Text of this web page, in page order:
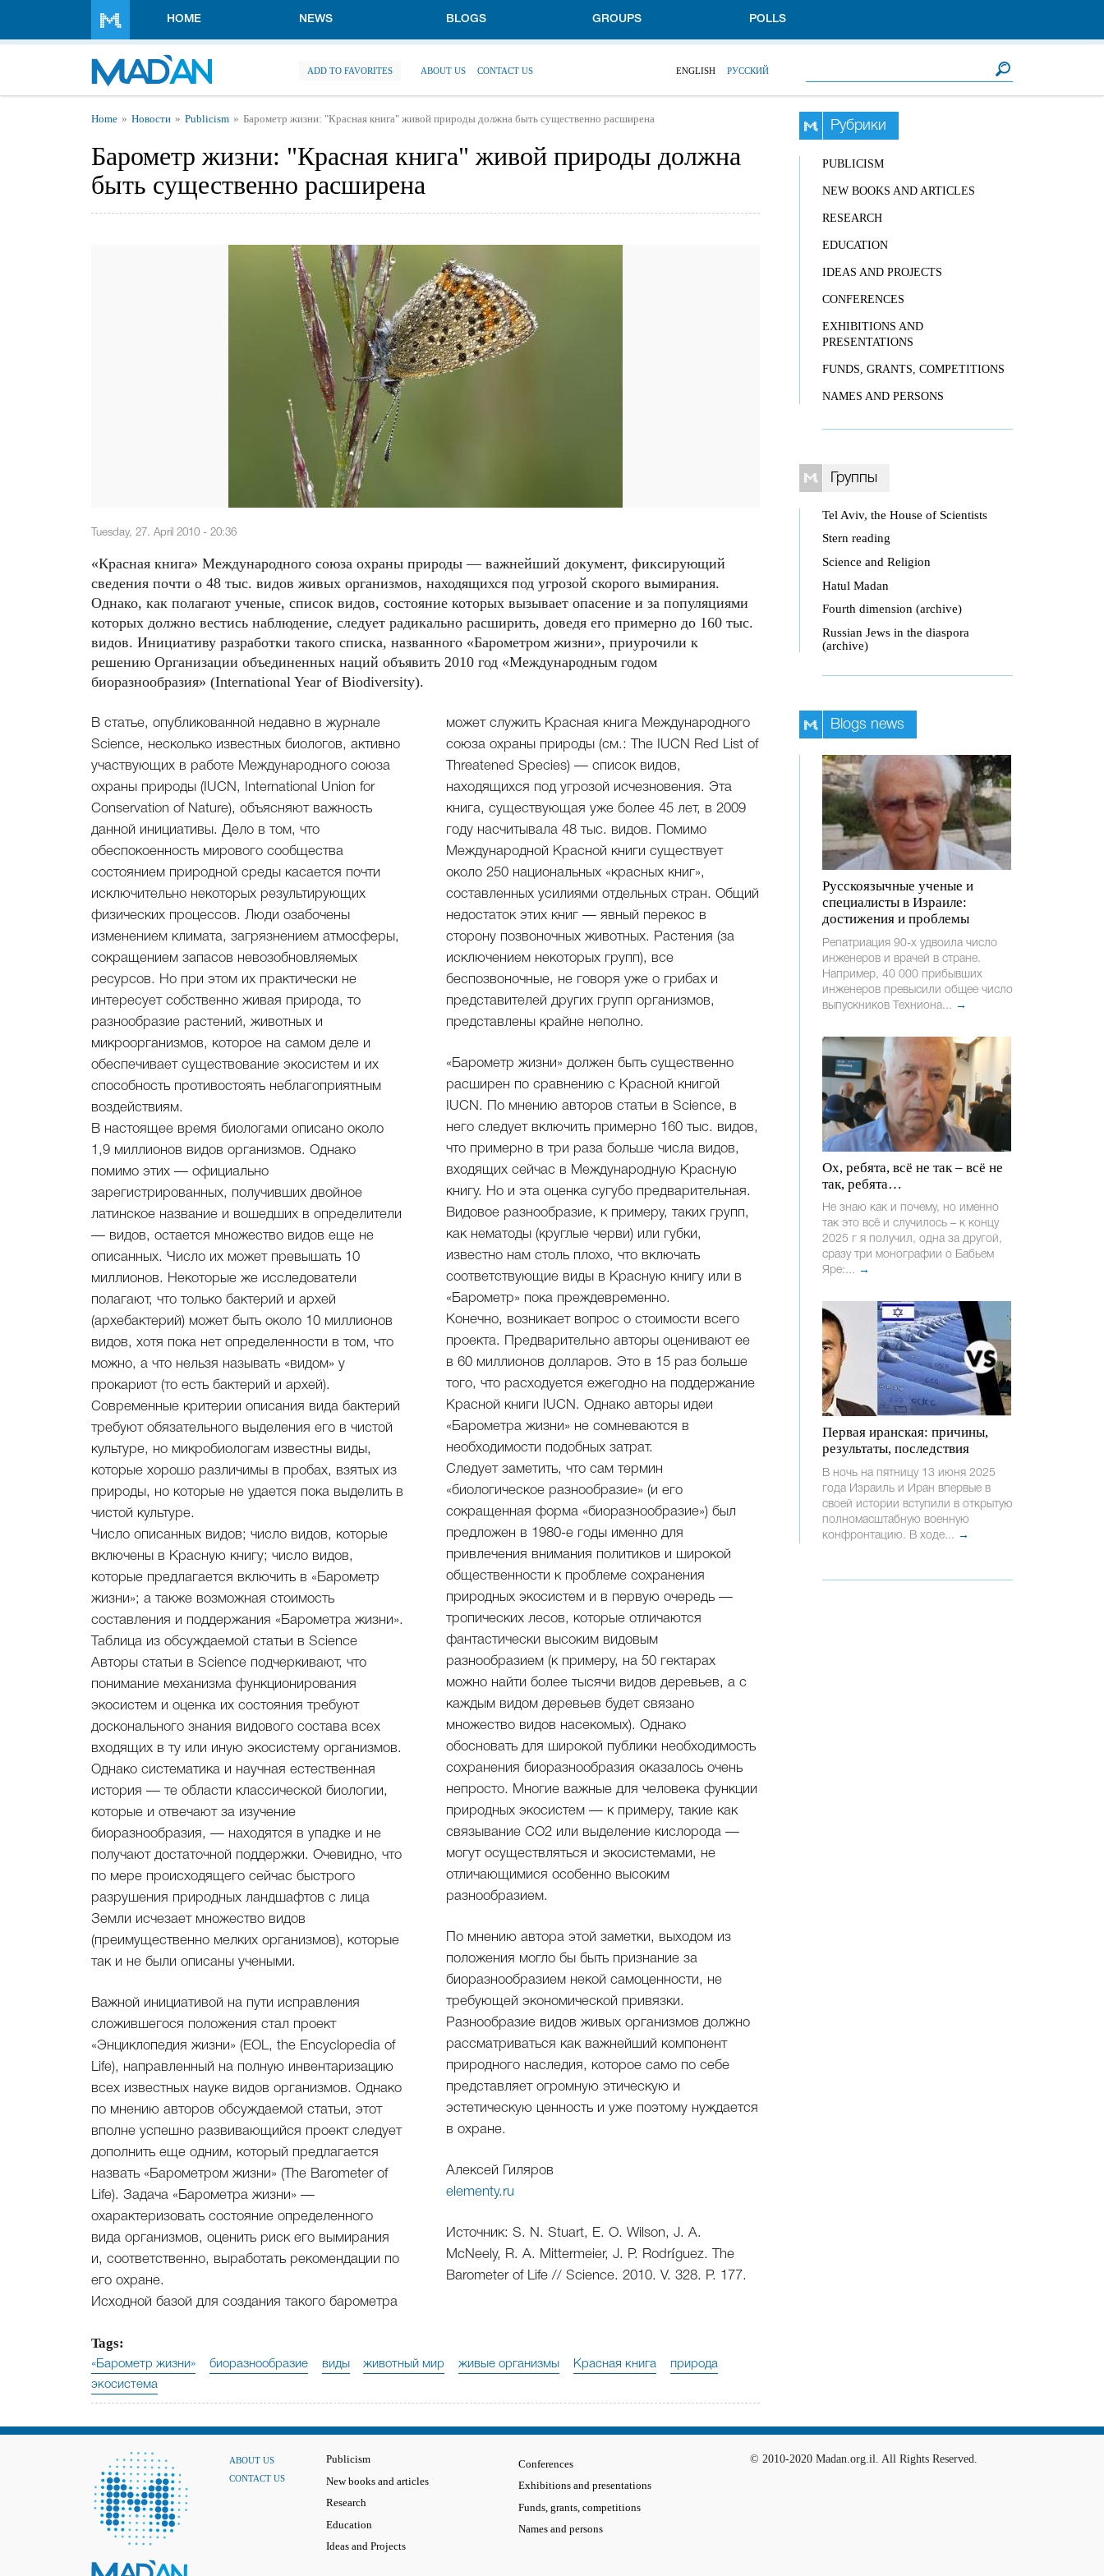
HOME NEWS BLOGS GROUPS POLLS
ADD TO FAVORITES ABOUT US CONTACT US ENGLISH РУССКИЙ
You are here
Home Новости Publicism Барометр жизни: "Красная книга" живой природы должна быть существенно расширена
Барометр жизни: "Красная книга" живой природы должна
быть существенно расширена
Tuesday, 27. April 2010 - 20:36
«Красная книга» Международного союза охраны природы — важнейший документ, фиксирующий
сведения почти о 48 тыс. видов живых организмов, находящихся под угрозой скорого вымирания.
Однако, как полагают ученые, список видов, состояние которых вызывает опасение и за популяциями
которых должно вестись наблюдение, следует радикально расширить, доведя его примерно до 160 тыс.
видов. Инициативу разработки такого списка, названного «Барометром жизни», приурочили к
решению Организации объединенных наций объявить 2010 год «Международным годом
биоразнообразия» (International Year of Biodiversity).
В статье, опубликованной недавно в журнале
Science, несколько известных биологов, активно
участвующих в работе Международного союза
охраны природы (IUCN, International Union for
Conservation of Nature), объясняют важность
данной инициативы. Дело в том, что
обеспокоенность мирового сообщества
состоянием природной среды касается почти
исключительно некоторых результирующих
физических процессов. Люди озабочены
изменением климата, загрязнением атмосферы,
сокращением запасов невозобновляемых
ресурсов. Но при этом их практически не
интересует собственно живая природа, то
разнообразие растений, животных и
микроорганизмов, которое на самом деле и
обеспечивает существование экосистем и их
способность противостоять неблагоприятным
воздействиям.
В настоящее время биологами описано около
1,9 миллионов видов организмов. Однако
помимо этих — официально
зарегистрированных, получивших двойное
латинское название и вошедших в определители
— видов, остается множество видов еще не
описанных. Число их может превышать 10
миллионов. Некоторые же исследователи
полагают, что только бактерий и архей
(архебактерий) может быть около 10 миллионов
видов, хотя пока нет определенности в том, что
можно, а что нельзя называть «видом» у
прокариот (то есть бактерий и архей).
Современные критерии описания вида бактерий
требуют обязательного выделения его в чистой
культуре, но микробиологам известны виды,
которые хорошо различимы в пробах, взятых из
природы, но которые не удается пока выделить в
чистой культуре.
Число описанных видов; число видов, которые
включены в Красную книгу; число видов,
которые предлагается включить в «Барометр
жизни»; а также возможная стоимость
составления и поддержания «Барометра жизни».
Таблица из обсуждаемой статьи в Science
Авторы статьи в Science подчеркивают, что
понимание механизма функционирования
экосистем и оценка их состояния требуют
досконального знания видового состава всех
входящих в ту или иную экосистему организмов.
Однако систематика и научная естественная
история — те области классической биологии,
которые и отвечают за изучение
биоразнообразия, — находятся в упадке и не
получают достаточной поддержки. Очевидно, что
по мере происходящего сейчас быстрого
разрушения природных ландшафтов с лица
Земли исчезает множество видов
(преимущественно мелких организмов), которые
так и не были описаны учеными.
Важной инициативой на пути исправления
сложившегося положения стал проект
«Энциклопедия жизни» (EOL, the Encyclopedia of
Life), направленный на полную инвентаризацию
всех известных науке видов организмов. Однако
по мнению авторов обсуждаемой статьи, этот
вполне успешно развивающийся проект следует
дополнить еще одним, который предлагается
назвать «Барометром жизни» (The Barometer of
Life). Задача «Барометра жизни» —
охарактеризовать состояние определенного
вида организмов, оценить риск его вымирания
и, соответственно, выработать рекомендации по
его охране.
Исходной базой для создания такого барометра
может служить Красная книга Международного
союза охраны природы (см.: The IUCN Red List of
Threatened Species) — список видов,
находящихся под угрозой исчезновения. Эта
книга, существующая уже более 45 лет, в 2009
году насчитывала 48 тыс. видов. Помимо
Международной Красной книги существует
около 250 национальных «красных книг»,
составленных усилиями отдельных стран. Общий
недостаток этих книг — явный перекос в
сторону позвоночных животных. Растения (за
исключением некоторых групп), все
беспозвоночные, не говоря уже о грибах и
представителей других групп организмов,
представлены крайне неполно.
«Барометр жизни» должен быть существенно
расширен по сравнению с Красной книгой
IUCN. По мнению авторов статьи в Science, в
него следует включить примерно 160 тыс. видов,
что примерно в три раза больше числа видов,
входящих сейчас в Международную Красную
книгу. Но и эта оценка сугубо предварительная.
Видовое разнообразие, к примеру, таких групп,
как нематоды (круглые черви) или губки,
известно нам столь плохо, что включать
соответствующие виды в Красную книгу или в
«Барометр» пока преждевременно.
Конечно, возникает вопрос о стоимости всего
проекта. Предварительно авторы оценивают ее
в 60 миллионов долларов. Это в 15 раз больше
того, что расходуется ежегодно на поддержание
Красной книги IUCN. Однако авторы идеи
«Барометра жизни» не сомневаются в
необходимости подобных затрат.
Следует заметить, что сам термин
«биологическое разнообразие» (и его
сокращенная форма «биоразнообразие») был
предложен в 1980-е годы именно для
привлечения внимания политиков и широкой
общественности к проблеме сохранения
природных экосистем и в первую очередь —
тропических лесов, которые отличаются
фантастически высоким видовым
разнообразием (к примеру, на 50 гектарах
можно найти более тысячи видов деревьев, а с
каждым видом деревьев будет связано
множество видов насекомых). Однако
обосновать для широкой публики необходимость
сохранения биоразнообразия оказалось очень
непросто. Многие важные для человека функции
природных экосистем — к примеру, такие как
связывание СО2 или выделение кислорода —
могут осуществляться и экосистемами, не
отличающимися особенно высоким
разнообразием.
По мнению автора этой заметки, выходом из
положения могло бы быть признание за
биоразнообразием некой самоценности, не
требующей экономической привязки.
Разнообразие видов живых организмов должно
рассматриваться как важнейший компонент
природного наследия, которое само по себе
представляет огромную этическую и
эстетическую ценность и уже поэтому нуждается
в охране.
Алексей Гиляров
elementy.ru
Источник: S. N. Stuart, E. O. Wilson, J. A.
McNeely, R. A. Mittermeier, J. P. Rodríguez. The
Barometer of Life // Science. 2010. V. 328. P. 177.
Tags:
«Барометр жизни» биоразнообразие виды животный мир живые организмы Красная книга
природа
экосистема
Рубрики
PUBLICISM
NEW BOOKS AND ARTICLES
RESEARCH
EDUCATION
IDEAS AND PROJECTS
CONFERENCES
EXHIBITIONS AND
PRESENTATIONS
FUNDS, GRANTS, COMPETITIONS
NAMES AND PERSONS
Группы
Tel Aviv, the House of Scientists
Stern reading
Science and Religion
Hatul Madan
Fourth dimension (archive)
Russian Jews in the diaspora
(archive)
Blogs news
Русскоязычные ученые и
специалисты в Израиле:
достижения и проблемы
Репатриация 90-х удвоила число
инженеров и врачей в стране.
Например, 40 000 прибывших
инженеров превысили общее число
выпускников Техниона... →
Ох, ребята, всё не так – всё не
так, ребята…
Не знаю как и почему, но именно
так это всё и случилось – к концу
2025 г я получил, одна за другой,
сразу три монографии о Бабьем
Яре:... →
Первая иранская: причины,
результаты, последствия
В ночь на пятницу 13 июня 2025
года Израиль и Иран впервые в
своей истории вступили в открытую
полномасштабную военную
конфронтацию. В ходе... →
ABOUT US
CONTACT US
Publicism
New books and articles
Research
Education
Ideas and Projects
Conferences
Exhibitions and presentations
Funds, grants, competitions
Names and persons
© 2010-2020 Madan.org.il. All Rights Reserved.